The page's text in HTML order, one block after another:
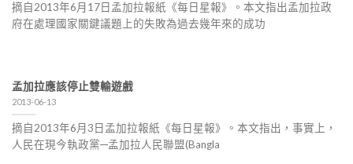
摘自2013年6月17日孟加拉報紙《每日星報》。本文指出孟加拉政
府在處理國家關鍵議題上的失敗為過去幾年來的成功
孟加拉應該停止雙輸遊戲
2013-06-13
摘自2013年6月3日孟加拉報紙《每日星報》。本文指出，事實上，
人民在現今執政黨─孟加拉人民聯盟(Bangla